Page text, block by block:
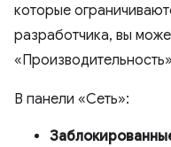
которые
разработчика, вы
В панели «Сеть»: